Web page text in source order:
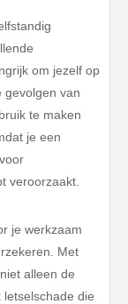
om jezelf op
gevolgen van
te maken
je een
veroorzaakt.
je werkzaam
Met
alleen de
die